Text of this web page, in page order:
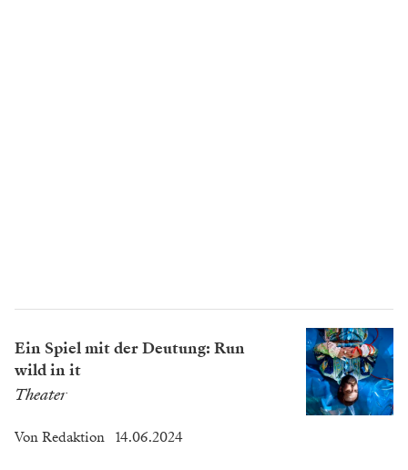
Ein Spiel mit der Deutung: Run
wild in it
Theater
Von Redaktion 14.06.2024